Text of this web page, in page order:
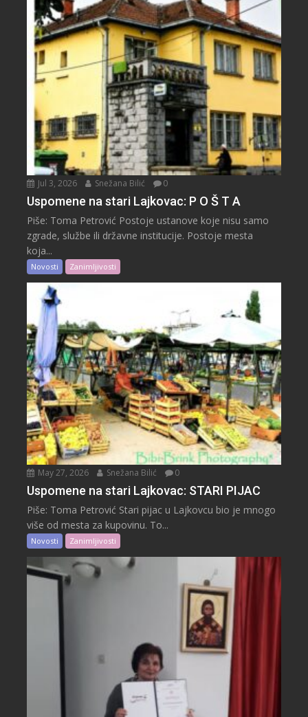
Jul 3, 2026 Snežana Bilić 0
Uspomene na stari Lajkovac: P O Š T A
Piše: Toma Petrović Postoje ustanove koje nisu samo
zgrade, službe ili državne institucije. Postoje mesta
koja...
Novosti Zanimljivosti
May 27, 2026 Snežana Bilić 0
Uspomene na stari Lajkovac: STARI PIJAC
Piše: Toma Petrović Stari pijac u Lajkovcu bio je mnogo
više od mesta za kupovinu. To...
Novosti Zanimljivosti